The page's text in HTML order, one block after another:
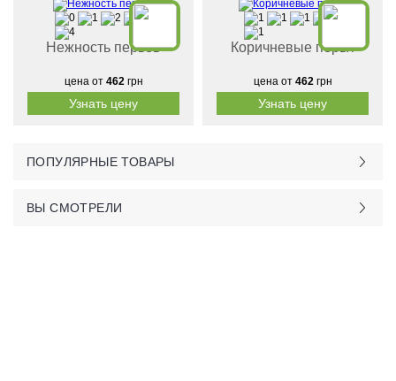
Нежность перьев
цена от 462грн
Узнать цену
Коричневые перья
цена от 462грн
Узнать цену
ПОПУЛЯРНЫЕ ТОВАРЫ
ВЫ СМОТРЕЛИ